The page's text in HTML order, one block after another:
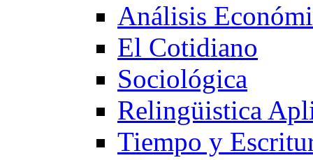
Análisis
El Cotidiano
Sociológica
Relingüistica
Tiempo y